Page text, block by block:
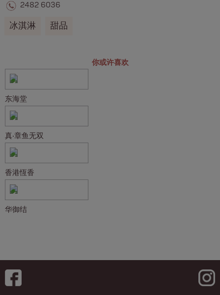
2482 6036
冰淇淋 甜品
你或许喜欢
东海堂
真‧章鱼无双
香港恆香
华御结